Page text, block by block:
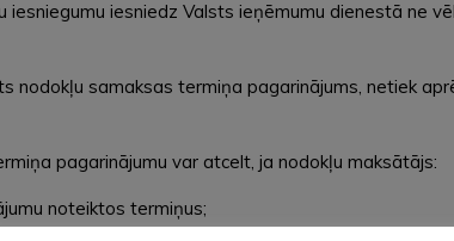
iesniedz Valsts ieņēmumu dienestā ne
nodokļu samaksas termiņa pagarinājums, netiek
pagarinājumu var atcelt, ja nodokļu maksātājs:
noteiktos termiņus;